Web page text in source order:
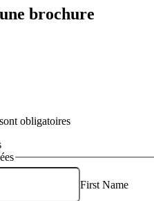
brochure
obligatoires
First Name